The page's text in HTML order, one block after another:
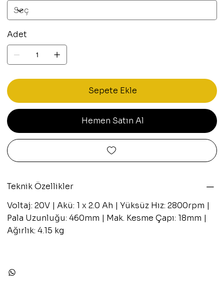
Adet
Sepete Ekle
Hemen Satın Al
Teknik Özellikler
Voltaj: 20V | Akü: 1 x 2.0 Ah | Yüksüz Hız: 2800rpm |
Pala Uzunluğu: 460mm | Mak. Kesme Çapı: 18mm |
Ağırlık: 4.15 kg